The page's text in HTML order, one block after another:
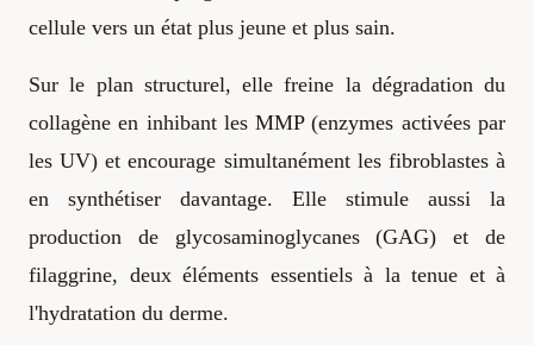
cellule vers un état plus jeune et plus sain.
Sur le plan structurel, elle freine la dégradation du
collagène en inhibant les MMP (enzymes activées par
les UV) et encourage simultanément les fibroblastes à
en synthétiser davantage. Elle stimule aussi la
production de glycosaminoglycanes (GAG) et de
filaggrine, deux éléments essentiels à la tenue et à
l'hydratation du derme.